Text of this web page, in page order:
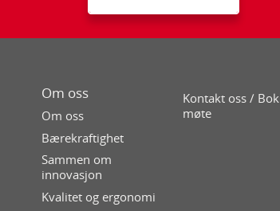
Om oss
Om oss
Bærekraftighet
Sammen om
innovasjon
Kvalitet og ergonomi
Kontakt oss / Bok
møte